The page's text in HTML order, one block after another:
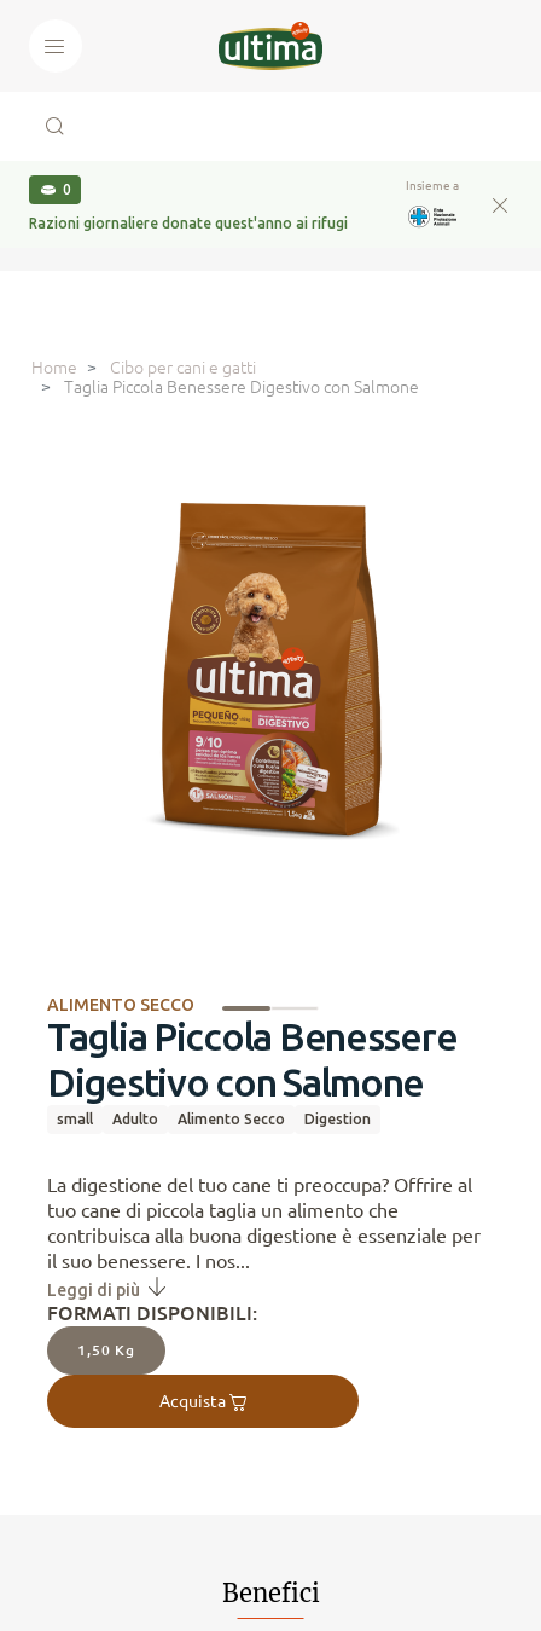
0
Razioni giornaliere donate quest'anno ai rifugi
Insieme a
Home
Cibo per cani e gatti
Taglia Piccola Benessere Digestivo con Salmone
ALIMENTO SECCO
Taglia Piccola Benessere
Digestivo con Salmone
small Adulto Alimento Secco Digestion
La digestione del tuo cane ti preoccupa? Offrire al
tuo cane di piccola taglia un alimento che
contribuisca alla buona digestione è essenziale per
il suo benessere. I nos...
Leggi di più
FORMATI DISPONIBILI:
1,50 Kg
Acquista
Benefici